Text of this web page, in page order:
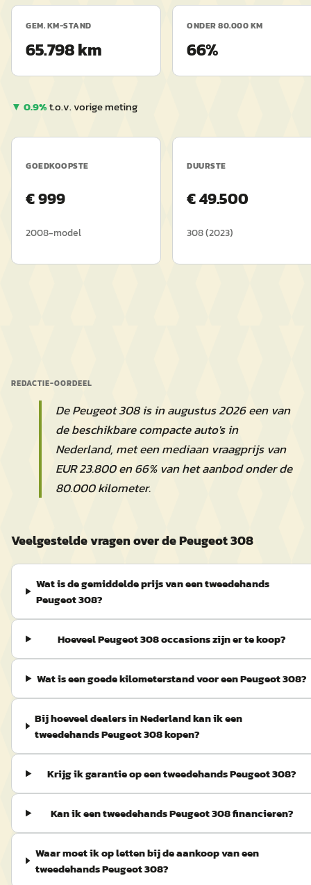
GEM. KM-STAND
65.798 km
ONDER 80.000 KM
66%
▼ 0.9%t.o.v. vorige meting
GOEDKOOPSTE
€999
2008-model
DUURSTE
€49.500
308(2023)
REDACTIE-OORDEEL
De Peugeot 308 is in augustus 2026 een van
de beschikbare compacte auto's in
Nederland, met een mediaan vraagprijs van
EUR 23.800 en 66% van het aanbod onder de
80.000 kilometer.
Veelgestelde vragen over de Peugeot 308
Wat is de gemiddelde prijs van een tweedehands
Peugeot 308?
Hoeveel Peugeot 308 occasions zijn er te koop?
Wat is een goede kilometerstand voor een Peugeot 308?
Bij hoeveel dealers in Nederland kan ik een
tweedehands Peugeot 308 kopen?
Krijg ik garantie op een tweedehands Peugeot 308?
Kan ik een tweedehands Peugeot 308 financieren?
Waar moet ik op letten bij de aankoop van een
tweedehands Peugeot 308?